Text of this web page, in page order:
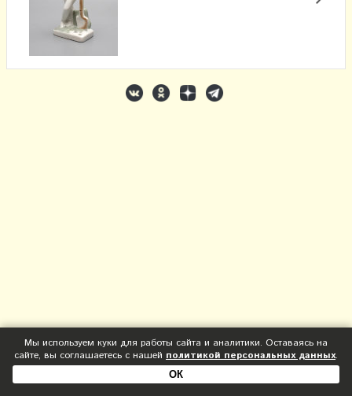
Мы используем куки для работы сайта и аналитики. Оставаясь на
сайте, вы соглашаетесь с нашей политикой персональных данных.
ОК